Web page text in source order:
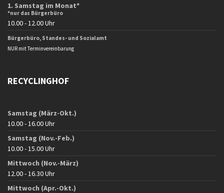
1. Samstag im Monat*
*nur das Bürgerbüro
10.00 - 12.00 Uhr
Bürgerbüro, Standes- und Sozialamt
NUR mit Terminvereinbarung
RECYCLINGHOF
Samstag (März-Okt.)
10.00 - 16.00 Uhr
Samstag (Nov.-Feb.)
10.00 - 15.00 Uhr
Mittwoch (Nov.-März)
12.00 - 16.30 Uhr
Mittwoch (Apr.-Okt.)